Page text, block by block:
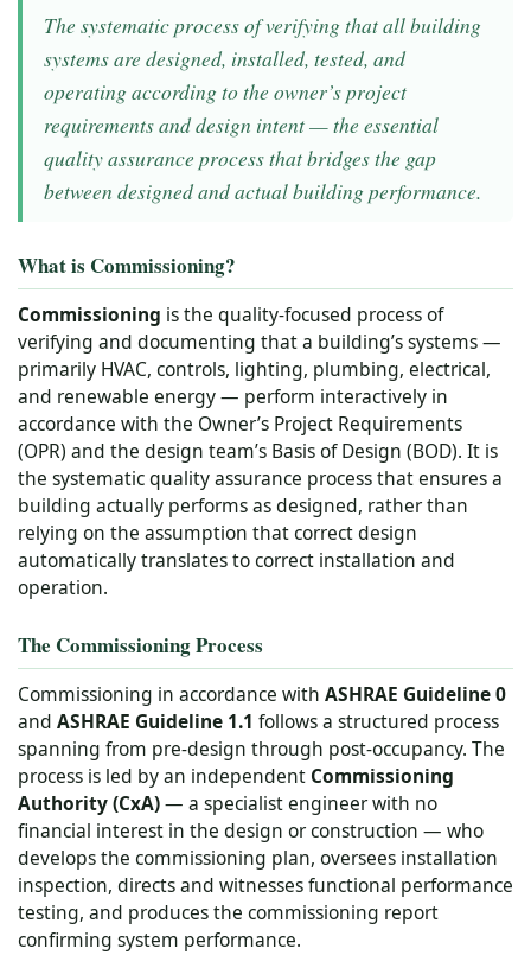
The systematic process of verifying that all building
systems are designed, installed, tested, and
operating according to the owner’s project
requirements and design intent — the essential
quality assurance process that bridges the gap
between designed and actual building performance.
What is Commissioning?
Commissioning is the quality-focused process of
verifying and documenting that a building’s systems —
primarily HVAC, controls, lighting, plumbing, electrical,
and renewable energy — perform interactively in
accordance with the Owner’s Project Requirements
(OPR) and the design team’s Basis of Design (BOD). It is
the systematic quality assurance process that ensures a
building actually performs as designed, rather than
relying on the assumption that correct design
automatically translates to correct installation and
operation.
The Commissioning Process
Commissioning in accordance with ASHRAE Guideline 0
and ASHRAE Guideline 1.1 follows a structured process
spanning from pre-design through post-occupancy. The
process is led by an independent Commissioning
Authority (CxA)— a specialist engineer with no
financial interest in the design or construction — who
develops the commissioning plan, oversees installation
inspection, directs and witnesses functional performance
testing, and produces the commissioning report
confirming system performance.